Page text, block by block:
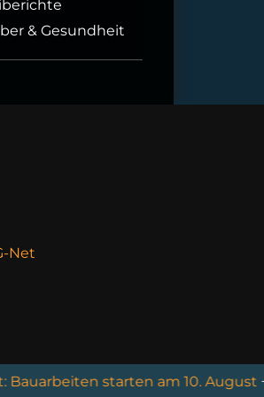
& Gesundheit
Net
starten am 10. August+++